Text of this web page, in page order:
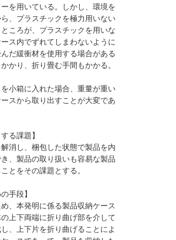
を用いている。しかし、環境を
、プラスチックを極力用いない
ころが、プラスチックを用いな
ス内でずれてしまわないように
だ緩衝材を使用する場合がある
かり、折り畳む手間もかかる。
小箱に入れた場合、重量が重い
スから取り出すことが大変であ
る課題】
消し、梱包した状態で製品を内
、製品の取り扱いも容易な製品
とをその課題とする。
手段】
、本発明に係る製品収納ケース
上下両端に折り曲げ部を介して
、上下片を折り曲げることによ